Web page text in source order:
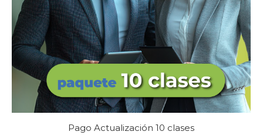
Pago Actualización 10 clases